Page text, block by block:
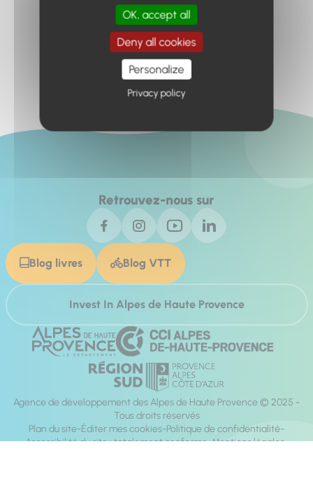
Retour à l'accueil
Retrouvez-nous sur
Blog livres Blog VTT
Invest In Alpes de Haute Provence
Agence de développement des Alpes de Haute Provence © 2025 -
Tous droits réservés
Plan du site Éditer mes cookies Politique de confidentialité
Accessibilité du site : totalement conforme Mentions légales
OK, accept all
Deny all cookies
Personalize
Privacy policy